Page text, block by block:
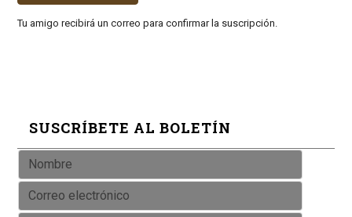
Tu amigo recibirá un correo para confirmar la suscripción.
SUSCRÍBETE AL BOLETÍN